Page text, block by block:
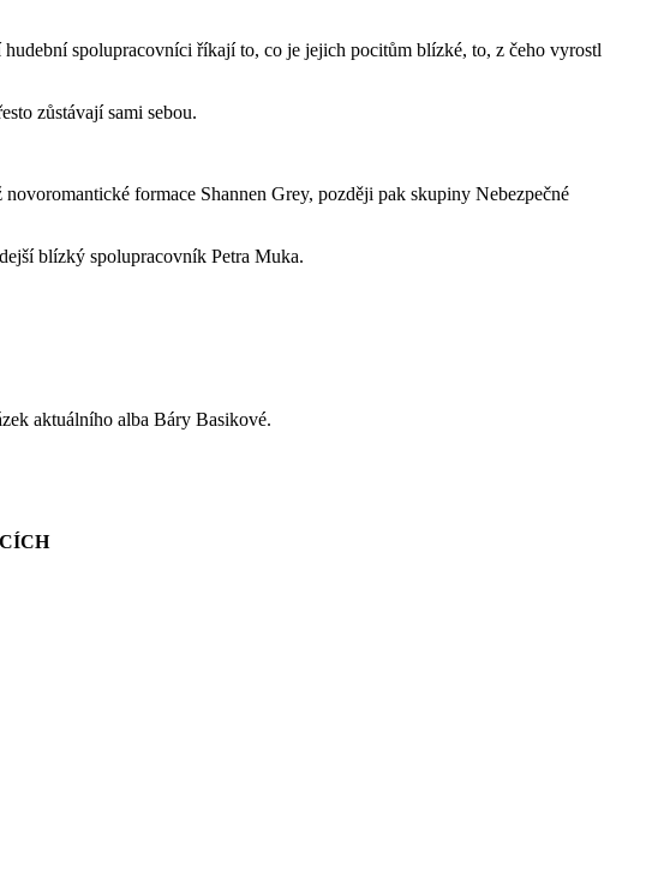
spolupracovníci říkají to, co je jejich pocitům blízké, to, z čeho vyrostl
zůstávají sami sebou.
formace Shannen Grey, později pak skupiny Nebezpečné
blízký spolupracovník Petra Muka.
aktuálního alba Báry Basikové.